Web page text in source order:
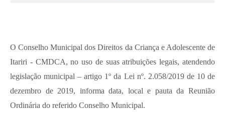
O Conselho Municipal dos Direitos da Criança e Adolescente de
Itariri - CMDCA, no uso de suas atribuições legais, atendendo
legislação municipal – artigo 1º da Lei nº. 2.058/2019 de 10 de
dezembro de 2019, informa data, local e pauta da Reunião
Ordinária do referido Conselho Municipal.